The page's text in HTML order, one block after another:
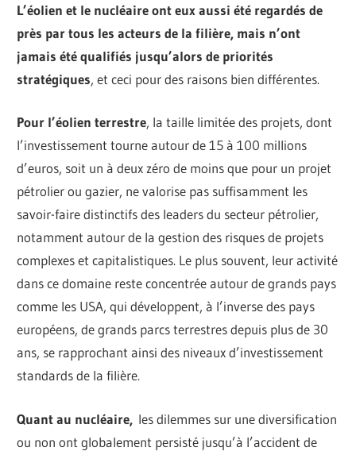
L’éolien et le nucléaire ont eux aussi été regardés de
près par tous les acteurs de la filière, mais n’ont
jamais été qualifiés jusqu’alors de priorités
stratégiques, et ceci pour des raisons bien différentes.
Pour l’éolien terrestre, la taille limitée des projets, dont
l’investissement tourne autour de 15 à 100 millions
d’euros, soit un à deux zéro de moins que pour un projet
pétrolier ou gazier, ne valorise pas suffisamment les
savoir-faire distinctifs des leaders du secteur pétrolier,
notamment autour de la gestion des risques de projets
complexes et capitalistiques. Le plus souvent, leur activité
dans ce domaine reste concentrée autour de grands pays
comme les USA, qui développent, à l’inverse des pays
européens, de grands parcs terrestres depuis plus de 30
ans, se rapprochant ainsi des niveaux d’investissement
standards de la filière.
Quant au nucléaire, les dilemmes sur une diversification
ou non ont globalement persisté jusqu’à l’accident de